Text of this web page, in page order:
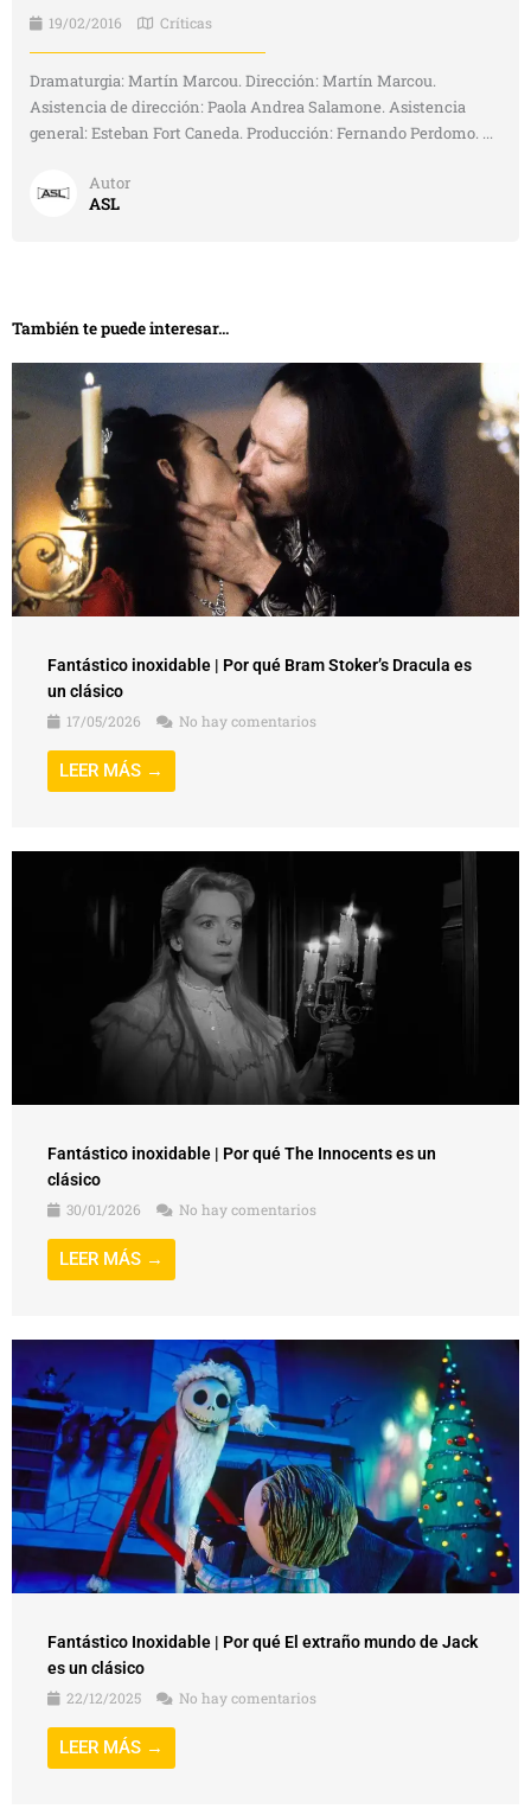
19/02/2016 Críticas
Dramaturgia: Martín Marcou. Dirección: Martín Marcou.
Asistencia de dirección: Paola Andrea Salamone. Asistencia
general: Esteban Fort Caneda. Producción: Fernando Perdomo. ...
Autor
ASL
También te puede interesar...
Fantástico inoxidable | Por qué Bram Stoker’s Dracula es
un clásico
17/05/2026
No hay comentarios
LEER MÁS →
Fantástico inoxidable | Por qué The Innocents es un
clásico
30/01/2026
No hay comentarios
LEER MÁS →
Fantástico Inoxidable | Por qué El extraño mundo de Jack
es un clásico
22/12/2025
No hay comentarios
LEER MÁS →